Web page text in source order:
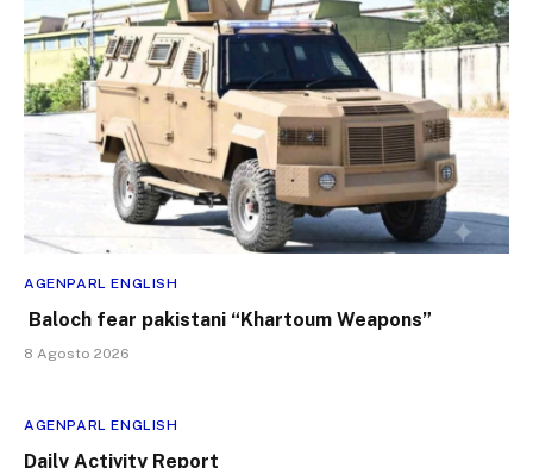
AGENPARL ENGLISH
Baloch fear pakistani “Khartoum Weapons”
8 Agosto 2026
AGENPARL ENGLISH
Daily Activity Report